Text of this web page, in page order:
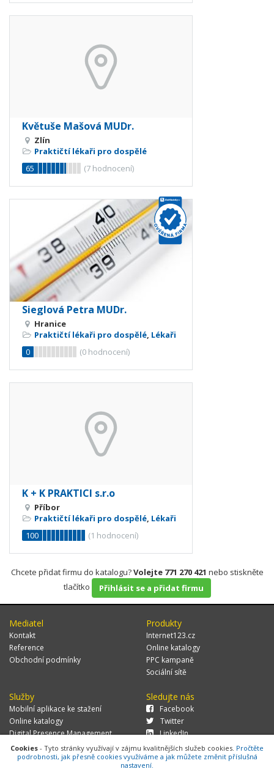
Květuše Mašová MUDr.
Zlín
Praktičtí lékaři pro dospělé
65
(7 hodnocení)
Sieglová Petra MUDr.
Hranice
Praktičtí lékaři pro dospělé, Lékaři
0
(0 hodnocení)
K + K PRAKTICI s.r.o
Příbor
Praktičtí lékaři pro dospělé, Lékaři
100
(1 hodnocení)
Chcete přidat firmu do katalogu?Volejte 771 270 421 nebo stiskněte
tlačítko
Přihlásit se a přidat firmu
Mediatel
Kontakt
Reference
Obchodní podmínky
Produkty
Internet123.cz
Online katalogy
PPC kampaně
Sociální sítě
Služby
Mobilní aplikace ke stažení
Online katalogy
Digital Presence Management
Více zákazníků
Sledujte nás
Facebook
Twitter
LinkedIn
Cookies - Tyto stránky využívají v zájmu kvalitnějších služeb cookies. Pročtěte
podrobnosti, jak přesně cookies využíváme a jak můžete změnit příslušná
nastavení.